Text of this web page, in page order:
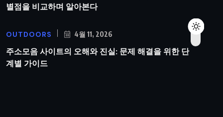
별점을 비교하며 알아본다
OUTDOORS 4월 11, 2026
주소모음 사이트의 오해와 진실: 문제 해결을 위한 단
계별 가이드